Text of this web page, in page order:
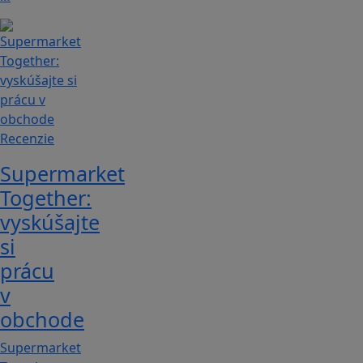
Recenzie
Supermarket
Together:
vyskúšajte
si
prácu
v
obchode
Supermarket